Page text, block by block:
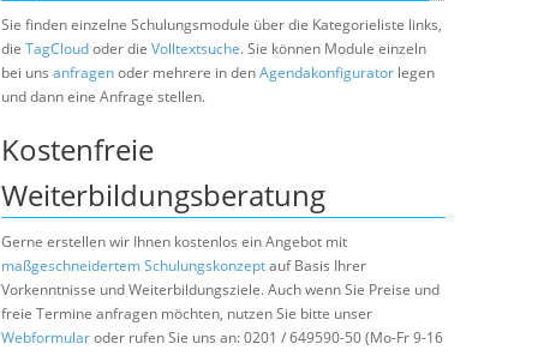
Sie finden einzelne Schulungsmodule über die Kategorieliste links,
die TagCloudoder die Volltextsuche. Sie können Module einzeln
bei uns anfragenoder mehrere in denAgendakonfigurator legen
und dann eine Anfrage stellen.
Kostenfreie
Weiterbildungsberatung
Gerne erstellen wir Ihnen kostenlos ein Angebot mit
maßgeschneidertem Schulungskonzeptauf Basis Ihrer
Vorkenntnisse und Weiterbildungsziele. Auch wenn Sie Preise und
freie Termine anfragen möchten, nutzen Sie bitte unser
Webformularoder rufen Sie uns an: 0201 / 649590-50 (Mo-Fr 9-16